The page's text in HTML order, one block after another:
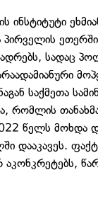
ინსტიტუტი
პირველის
სადაც
საქმეთა
რომლის
წელს მოხდა
დააკავეს.
აკონკრეტებს,